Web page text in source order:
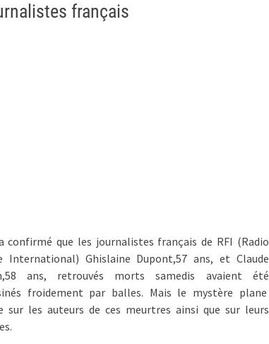
français
confirmé que les journalistes français de RFI (Radio
International) Ghislaine Dupont,57 ans, et Claude
ans, retrouvés morts samedis avaient été
froidement par balles. Mais le mystère plane
sur les auteurs de ces meurtres ainsi que sur leurs